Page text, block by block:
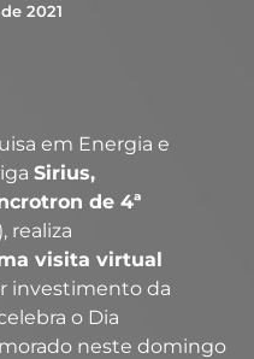
2021
em Energia e
Sirius,
de 4ª
realiza
visita virtual
investimento da
o Dia
neste domingo